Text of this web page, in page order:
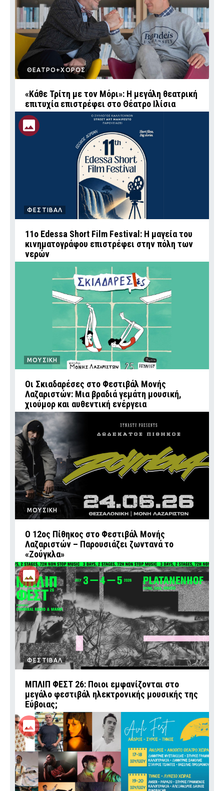
ΘΕΑΤΡΟ+ΧΟΡΟΣ
«Κάθε Τρίτη με τον Μόρι»: Η μεγάλη θεατρική
επιτυχία επιστρέφει στο Θέατρο Ιλίσια
ΦΕΣΤΙΒΑΛ
11ο Edessa Short Film Festival: Η μαγεία του
κινηματογράφου επιστρέφει στην πόλη των
νερών
ΜΟΥΣΙΚΗ
Οι Σκιαδαρέσες στο Φεστιβάλ Μονής
Λαζαριστών: Μια βραδιά γεμάτη μουσική,
χιούμορ και αυθεντική ενέργεια
ΜΟΥΣΙΚΗ
Ο 12ος Πίθηκος στο Φεστιβάλ Μονής
Λαζαριστών – Παρουσιάζει ζωντανά το
«Ζούγκλα»
ΦΕΣΤΙΒΑΛ
ΜΠΛΙΠ ΦΕΣΤ 26: Ποιοι εμφανίζονται στο
μεγάλο φεστιβάλ ηλεκτρονικής μουσικής της
Εύβοιας;